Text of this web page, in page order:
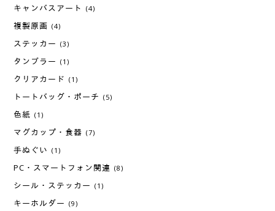
キャンバスアート (4)
複製原画 (4)
ステッカー (3)
タンブラー (1)
クリアカード (1)
トートバッグ・ポーチ (5)
色紙 (1)
マグカップ・食器 (7)
手ぬぐい (1)
PC・スマートフォン関連 (8)
シール・ステッカー (1)
キーホルダー (9)